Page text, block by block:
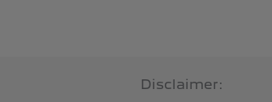
Disclaimer: